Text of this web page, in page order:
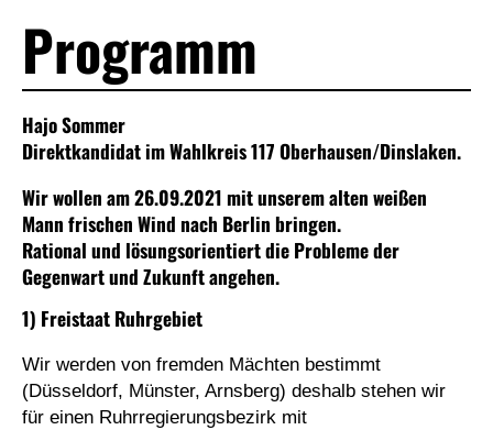
Programm
Hajo Sommer
Direktkandidat im Wahlkreis 117 Oberhausen/Dinslaken.
Wir wollen am 26.09.2021 mit unserem alten weißen
Mann frischen Wind nach Berlin bringen.
Rational und lösungsorientiert die Probleme der
Gegenwart und Zukunft angehen.
1) Freistaat Ruhrgebiet
Wir werden von fremden Mächten bestimmt
(Düsseldorf, Münster, Arnsberg) deshalb stehen wir
für einen Ruhrregierungsbezirk mit